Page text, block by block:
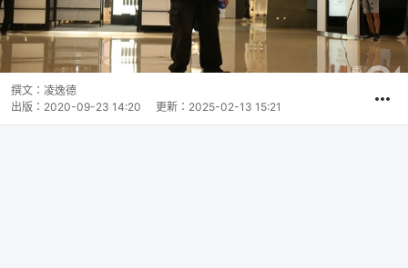
撰文： 凌逸德
出版： 2020-09-23 14:20 更新： 2025-02-13 15:21